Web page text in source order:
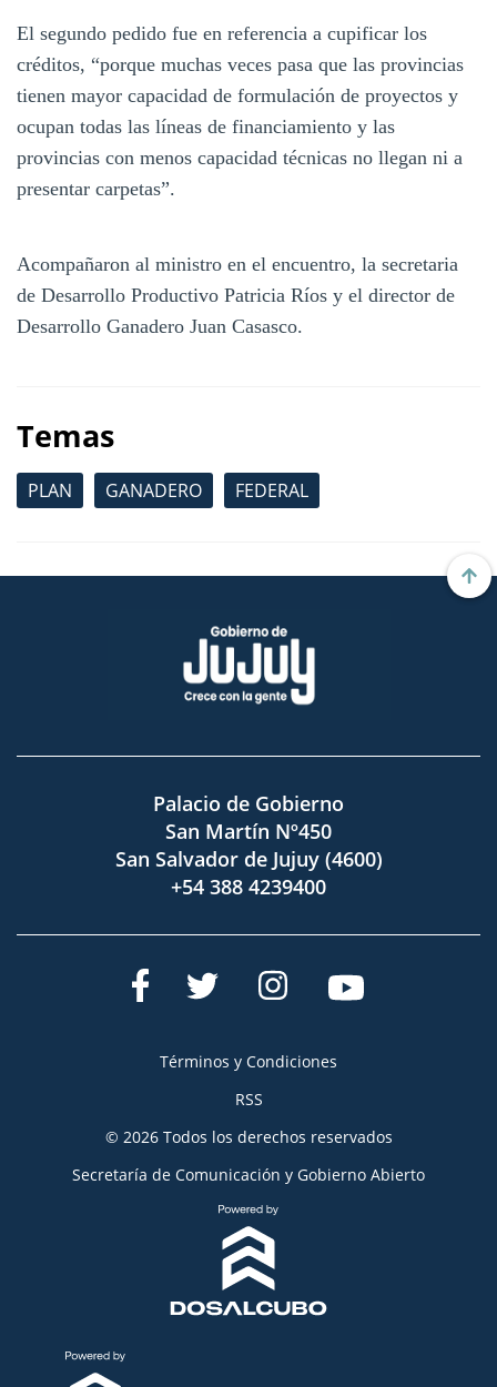
El segundo pedido fue en referencia a cupificar los
créditos, “porque muchas veces pasa que las provincias
tienen mayor capacidad de formulación de proyectos y
ocupan todas las líneas de financiamiento y las
provincias con menos capacidad técnicas no llegan ni a
presentar carpetas”.
Acompañaron al ministro en el encuentro, la secretaria
de Desarrollo Productivo Patricia Ríos y el director de
Desarrollo Ganadero Juan Casasco.
Temas
PLAN GANADERO FEDERAL
Palacio de Gobierno
San Martín Nº450
San Salvador de Jujuy (4600)
+54 388 4239400
Términos y Condiciones
RSS
© 2026 Todos los derechos reservados
Secretaría de Comunicación y Gobierno Abierto